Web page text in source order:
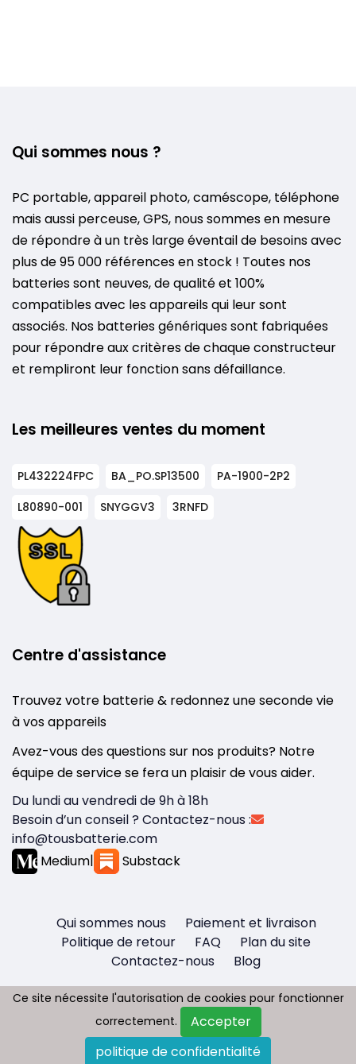
Qui sommes nous ?
PC portable, appareil photo, caméscope, téléphone
mais aussi perceuse, GPS, nous sommes en mesure
de répondre à un très large éventail de besoins avec
plus de 95 000 références en stock ! Toutes nos
batteries sont neuves, de qualité et 100%
compatibles avec les appareils qui leur sont
associés. Nos batteries génériques sont fabriquées
pour répondre aux critères de chaque constructeur
et rempliront leur fonction sans défaillance.
Les meilleures ventes du moment
PL432224FPC BA_PO.SP13500
PA-1900-2P2
L80890-001
SNYGGV3 3RNFD
Centre d'assistance
Trouvez votre batterie & redonnez une seconde vie
à vos appareils
Avez-vous des questions sur nos produits? Notre
équipe de service se fera un plaisir de vous aider.
Du lundi au vendredi de 9h à 18h
Besoin d’un conseil ? Contactez-nous :
info@tousbatterie.com
Medium| Substack
Qui sommes nous
Paiement et livraison
Politique de retour
FAQ
Plan du site
Contactez-nous
Blog
Copyright © 2026 - Tous droit réservés
Tousbatterie.com
Ce site nécessite l'autorisation de cookies pour fonctionner
correctement.
Accepter
politique de confidentialité
Ce site nécessite l'autorisation de cookies pour fonctionner
correctement.
Accepter
politique de confidentialité